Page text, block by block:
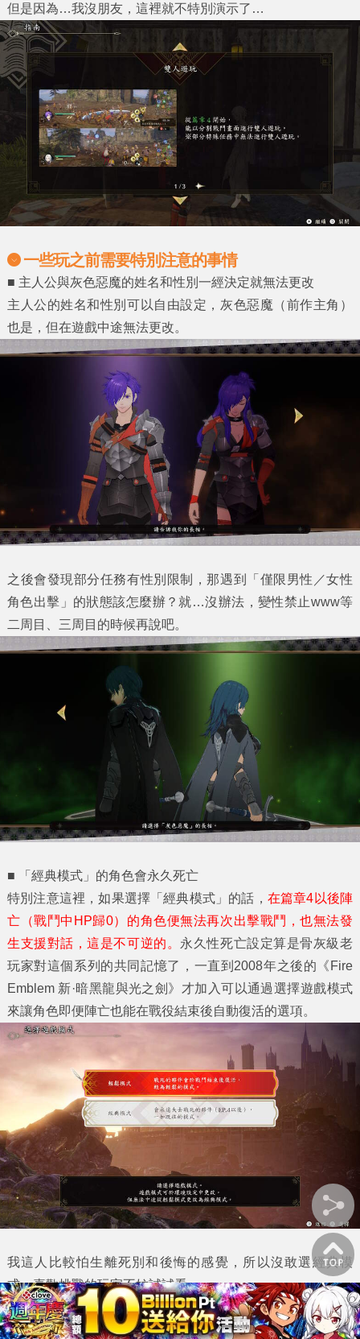
但是因為…我沒朋友，這裡就不特別演示了…
一些玩之前需要特別注意的事情
■ 主人公與灰色惡魔的姓名和性別一經決定就無法更改
主人公的姓名和性別可以自由設定，灰色惡魔（前作主角）
也是，但在遊戲中途無法更改。
之後會發現部分任務有性別限制，那遇到「僅限男性／女性
角色出擊」的狀態該怎麼辦？就…沒辦法，變性禁止www等
二周目、三周目的時候再說吧。
■
「經典模式」的角色會永久死亡
特別注意這裡，如果選擇「經典模式」的話， 在篇章4 以後陣
亡（戰鬥中HP歸0）的角色便無法再次出擊戰鬥，也無法發
生支援對話，這是不可逆的。 永久性死亡設定算是骨灰級老
玩家對這個系列的共同記憶了，一直到2008年之後的《Fire
Emblem 新·暗黑龍與光之劍》才加入可以通過選擇遊戲模式
來讓角色即便陣亡也能在戰役結束後自動復活的選項。
我這人比較怕生離死別和後悔的感覺，所以沒敢選經典模
式，喜歡挑戰的玩家不妨試試看。